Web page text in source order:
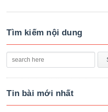
Tìm kiếm nội dung
Tin bài mới nhất